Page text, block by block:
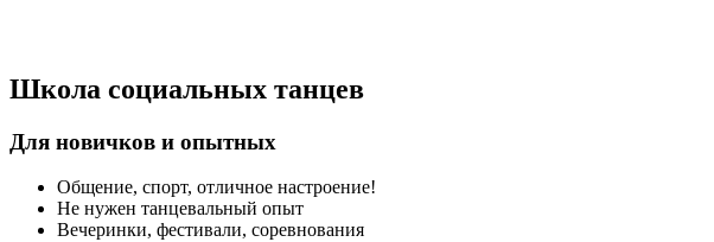
Школа социальных танцев
Для новичков и опытных
Общение, спорт, отличное настроение!
Не нужен танцевальный опыт
Вечеринки, фестивали, соревнования